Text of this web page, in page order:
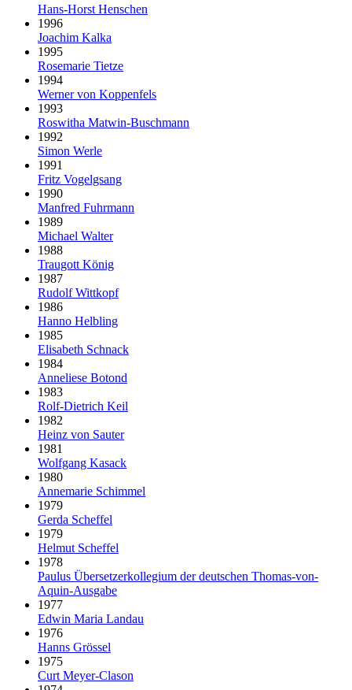
Hans-Horst Henschen
1996
Joachim Kalka
1995
Rosemarie Tietze
1994
Werner von Koppenfels
1993
Roswitha Matwin-Buschmann
1992
Simon Werle
1991
Fritz Vogelgsang
1990
Manfred Fuhrmann
1989
Michael Walter
1988
Traugott König
1987
Rudolf Wittkopf
1986
Hanno Helbling
1985
Elisabeth Schnack
1984
Anneliese Botond
1983
Rolf-Dietrich Keil
1982
Heinz von Sauter
1981
Wolfgang Kasack
1980
Annemarie Schimmel
1979
Gerda Scheffel
1979
Helmut Scheffel
1978
Paulus Über­setzer­kollegium der deut­schen Thomas-von-
Aquin-Ausgabe
1977
Edwin Maria Landau
1976
Hanns Grössel
1975
Curt Meyer-Clason